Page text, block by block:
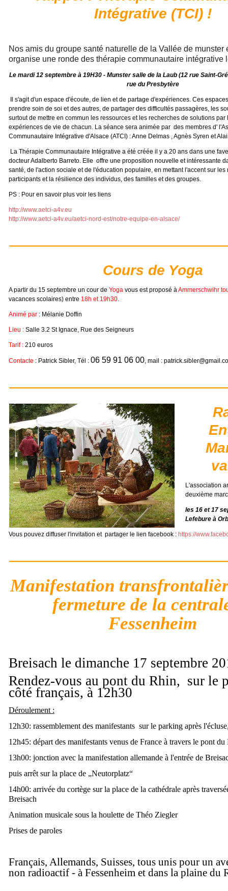
Intégrative (TCI) !
Nos amis du groupe santé naturelle de la Vallée de munster
organise une ronde des thérapie communautaire intégrative
Le mardi 12 septembre à 19H30 - Munster salle de la Laub (12 rue Saint-
rue du Presbytère
Il s'agit d'un espace d'écoute, de lien et de partage d'expériences. Ces
prendre soin de soi et des autres, de partager des difficultés passagères, les
surtout de mettre en commun les ressources et les recherches de solutions par
expériences de vie de chacun. La séance sera animée par des membres d'
Communautaire Intégrative d'Alsace (ATCI) : Anne Delmas , Agnès Syren et
La Thérapie Communautaire Intégrative a été créée il y a 20 ans dans une
docteur Adalberto Barreto. Elle offre une proposition nouvelle et intéressante
santé, de l'action sociale et de l'éducation populaire, en mettant l'accent sur les
participants et la résilience des individus, des familles et des groupes.
PS : Pour en savoir plus voir les liens
http://www.aetci-a4v.eu
http://www.aetci-a4v.eu/aetci-nord-est/notre-equipe-en-alsace/
Cours de Yoga
A partir du 15 septembre un cour de Yoga vous est proposé àAmmerschwihr
vacances scolaires) entre 18h et 19h30.
Animé par : Mélanie Doffin
Lieu : Salle 3.2 St Ignace, Rue des Seigneurs
Tarif : 210 euros
Contacte : Patrick Sibler, Tél : 06 59 91 06 00, mail :
L'association
deuxième
les 16 et 17
Lefebure à
Vous pouvez diffuser l'invitation et partager le lien facebook : https://
Manifestation
fermeture de la
Fessenheim
Breisach le dimanche 17 septembre
Rendez-vous au pont du Rhin, sur le
côté français, à 12h30
Déroulement :
12h30: rassemblement des manifestants sur le parking après
12h45: départ des manifestants venus de France à travers le pont du
13h00: jonction avec la manifestation allemande à l'entrée de
puis arrêt sur la place de „Neutorplatz“
14h00: arrivée du cortège sur la place de la cathédrale après
Breisach
Animation musicale sous la houlette de Théo Ziegler
Prises de paroles
Français, Allemands, Suisses, tous unis pour un
non radioactif - à Fessenheim et dans la plaine du